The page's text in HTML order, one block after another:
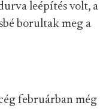
leépítés volt, a
borultak meg a
februárban még